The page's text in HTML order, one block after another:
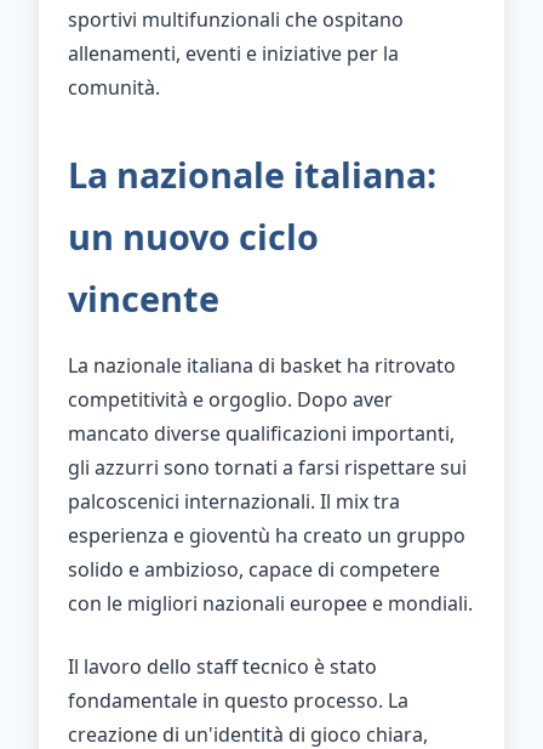
sportivi multifunzionali che ospitano
allenamenti, eventi e iniziative per la
comunità.
La nazionale italiana:
un nuovo ciclo
vincente
La nazionale italiana di basket ha ritrovato
competitività e orgoglio. Dopo aver
mancato diverse qualificazioni importanti,
gli azzurri sono tornati a farsi rispettare sui
palcoscenici internazionali. Il mix tra
esperienza e gioventù ha creato un gruppo
solido e ambizioso, capace di competere
con le migliori nazionali europee e mondiali.
Il lavoro dello staff tecnico è stato
fondamentale in questo processo. La
creazione di un'identità di gioco chiara,